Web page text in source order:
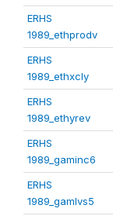
ERHS
1989_ethprodv
ERHS
1989_ethxcly
ERHS
1989_ethyrev
ERHS
1989_gaminc6
ERHS
1989_gamlvs5